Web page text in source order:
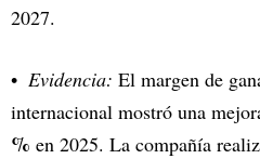
2027.
Evidencia: El margen de
internacional mostró una
% en 2025. La compañía